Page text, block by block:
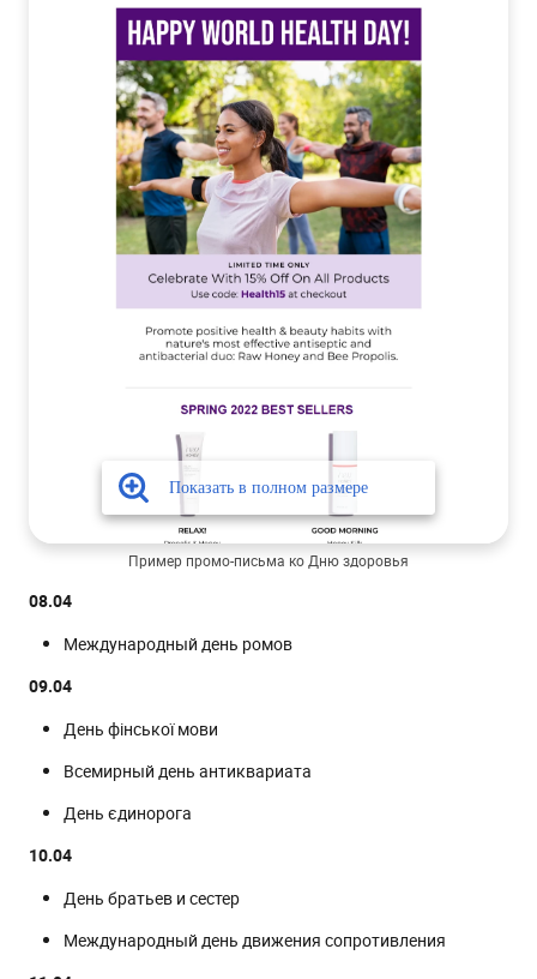
Пример промо-письма ко Дню здоровья
08.04
Международный день ромов
09.04
День фінської мови
Всемирный день антиквариата
День єдинорога
10.04
День братьев и сестер
Международный день движения сопротивления